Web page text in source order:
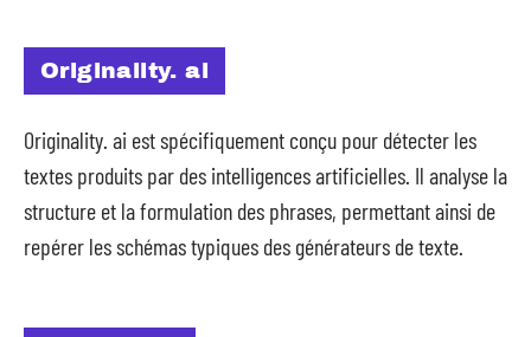
Originality. ai
Originality. ai est spécifiquement conçu pour détecter les
textes produits par des intelligences artificielles. Il analyse la
structure et la formulation des phrases, permettant ainsi de
repérer les schémas typiques des générateurs de texte.